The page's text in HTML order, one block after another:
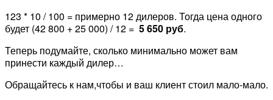
123 * 10 / 100 = примерно 12 дилеров. Тогда цена одного
будет (42 800 + 25 000) / 12 = 5 650 руб.
Теперь подумайте, сколько минимально может вам
принести каждый дилер…
Обращайтесь к нам,чтобы и ваш клиент стоил мало-мало.